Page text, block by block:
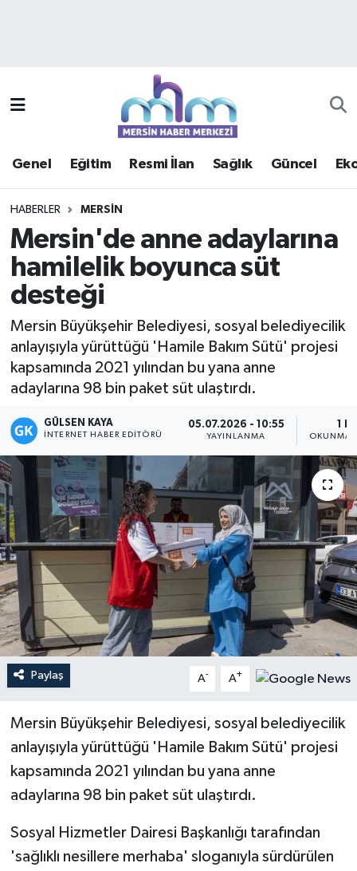
Genel Eğitim Resmi İlan Sağlık Güncel
HABERLER MERSIN
Mersin'de anne adaylarına
hamilelik boyunca süt
desteği
Mersin Büyükşehir Belediyesi, sosyal belediyecilik
anlayışıyla yürüttüğü 'Hamile Bakım Sütü' projesi
kapsamında 2021 yılından bu yana anne
adaylarına 98 bin paket süt ulaştırdı.
GÜLSEN KAYA
İNTERNET HABER EDITÖRÜ
05.07.2026 - 10:55
YAYINLANMA OKUNMA
Paylaş A- A+
Mersin Büyükşehir Belediyesi, sosyal belediyecilik
anlayışıyla yürüttüğü 'Hamile Bakım Sütü' projesi
kapsamında 2021 yılından bu yana anne
adaylarına 98 bin paket süt ulaştırdı.
Sosyal Hizmetler Dairesi Başkanlığı tarafından
'sağlıklı nesillere merhaba' sloganıyla sürdürülen
Güncel
Haberde insan
Kültür - Sanat
Magazin
Mersin
Mersin Tarihi
Özel Haber
Politika
Resmi İlan
Sağlık
Spor
Teknoloji
Yaşam
Mersin Trafik Yoğunluk Haritası
Süper Lig Puan Durumu ve Fikstür
Haber Arşivi